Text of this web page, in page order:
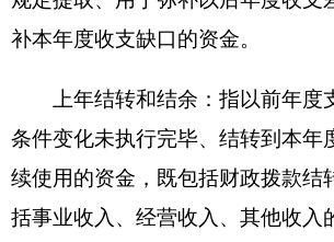
各县（市）网站 媒体
地州市政府 区政府部门
省区市政府 国家部委局